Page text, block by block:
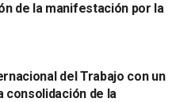
de la manifestación por la
del Trabajo con un
consolidación de la